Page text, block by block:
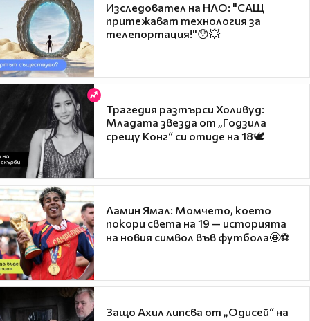
Изследовател на НЛО: "САЩ
притежават технология за
телепортация!"😯💥
Трагедия разтърси Холивуд:
Младата звезда от „Годзила
срещу Конг“ си отиде на 18🕊️
Ламин Ямал: Момчето, което
покори света на 19 — историята
на новия символ във футбола🤩⚽
Защо Ахил липсва от „Одисей“ на